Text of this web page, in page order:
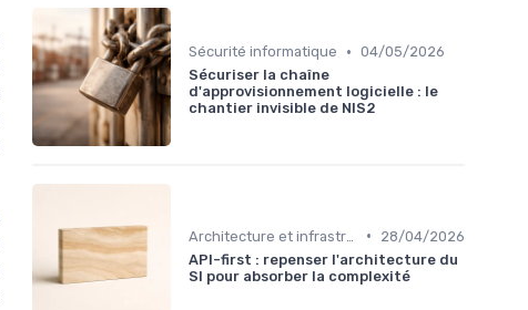
Sécurité informatique • 04/05/2026
Sécuriser la chaîne
d'approvisionnement logicielle : le
chantier invisible de NIS2
•
28/04/2026
API-first : repenser l'architecture du
SI pour absorber la complexité